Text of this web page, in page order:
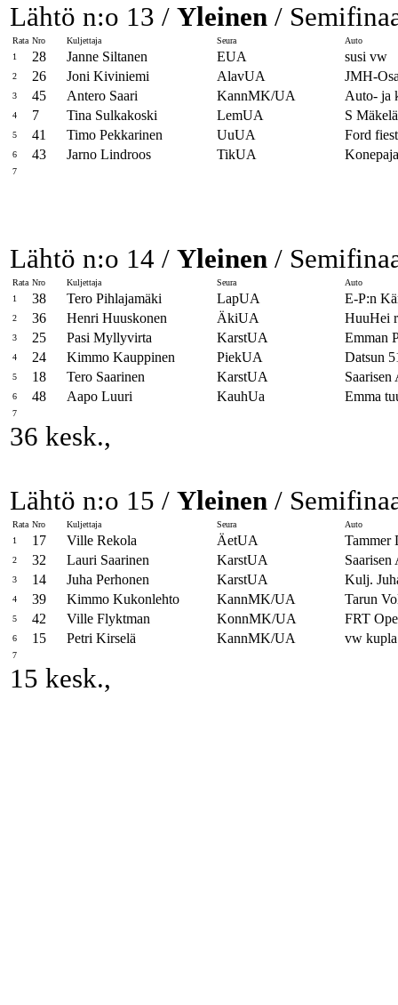
Lähtö n:o 13 / Yleinen /
Rata Nro Kuljettaja Seura
Auto
1
28 Janne Siltanen EUA susi vw
2 26 Joni Kiviniemi AlavUA JMH-
3 45 Antero Saari KannMK/UA Auto- ja
4 7 Tina Sulkakoski LemUA S
5 41 Timo Pekkarinen UuUA Ford
6 43 Jarno Lindroos TikUA
7
Lähtö n:o 14 / Yleinen /
Rata Nro Kuljettaja Seura
Auto
1
38 Tero Pihlajamäki LapUA E-P:n
2 36 Henri Huuskonen ÄkiUA HuuHei
3 25 Pasi Myllyvirta KarstUA Emman
4 24 Kimmo Kauppinen PiekUA Datsun
5 18 Tero Saarinen KarstUA Saarisen
6 48 Aapo Luuri KauhUa Emma
7
36 kesk.,
Lähtö n:o 15 / Yleinen /
Rata Nro Kuljettaja Seura
Auto
1
17 Ville Rekola ÄetUA Tammer
2 32 Lauri Saarinen KarstUA Saarisen
3 14 Juha Perhonen KarstUA Kulj.
4 39 Kimmo Kukonlehto KannMK/UA Tarun
5 42 Ville Flyktman KonnMK/UA FRT
6 15 Petri Kirselä KannMK/UA vw kupla
7
15 kesk.,